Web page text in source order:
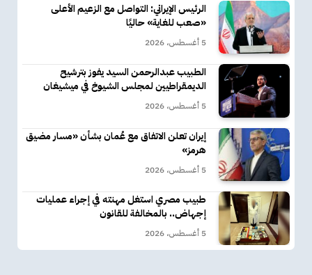
الرئيس الإيراني: التواصل مع الزعيم الأعلى
«صعب للغاية» حاليًا
5 أغسطس، 2026
الطبيب عبدالرحمن السيد يفوز بترشيح
الديمقراطيين لمجلس الشيوخ في ميشيغان
5 أغسطس، 2026
إيران تعلن الاتفاق مع عُمان بشأن «مسار مضيق
هرمز»
5 أغسطس، 2026
طبيب مصري استغل مهنته في إجراء عمليات
إجهاض.. بالمخالفة للقانون
5 أغسطس، 2026